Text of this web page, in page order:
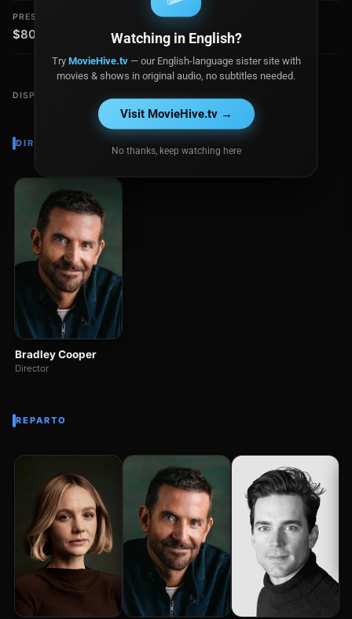
PRESUPUESTO
$80.0 millones
RECAUDACIÓN
$300,000
DISPONIBLE EN
DIRECTOR
Bradley Cooper
Director
REPARTO
Watching in English?
Try MovieHive.tv— our English-language sister site with
movies & shows in original audio, no subtitles needed.
Visit MovieHive.tv →
No thanks, keep watching here